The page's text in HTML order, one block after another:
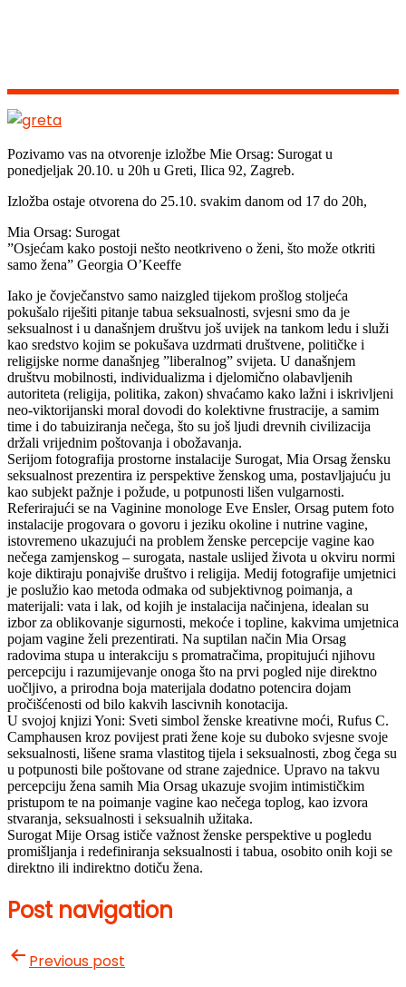
Pozivamo vas na otvorenje izložbe Mie Orsag: Surogat u
ponedjeljak 20.10. u 20h u Greti, Ilica 92, Zagreb.
Izložba ostaje otvorena do 25.10. svakim danom od 17 do 20h,
Mia Orsag: Surogat
”Osjećam kako postoji nešto neotkriveno o ženi, što može otkriti
samo žena” Georgia O’Keeffe
Iako je čovječanstvo samo naizgled tijekom prošlog stoljeća
pokušalo riješiti pitanje tabua seksualnosti, svjesni smo da je
seksualnost i u današnjem društvu još uvijek na tankom ledu i služi
kao sredstvo kojim se pokušava uzdrmati društvene, političke i
religijske norme današnjeg ”liberalnog” svijeta. U današnjem
društvu mobilnosti, individualizma i djelomično olabavljenih
autoriteta (religija, politika, zakon) shvaćamo kako lažni i iskrivljeni
neo-viktorijanski moral dovodi do kolektivne frustracije, a samim
time i do tabuiziranja nečega, što su još ljudi drevnih civilizacija
držali vrijednim poštovanja i obožavanja.
Serijom fotografija prostorne instalacije Surogat, Mia Orsag žensku
seksualnost prezentira iz perspektive ženskog uma, postavljajuću ju
kao subjekt pažnje i požude, u potpunosti lišen vulgarnosti.
Referirajući se na Vaginine monologe Eve Ensler, Orsag putem foto
instalacije progovara o govoru i jeziku okoline i nutrine vagine,
istovremeno ukazujući na problem ženske percepcije vagine kao
nečega zamjenskog – surogata, nastale uslijed života u okviru normi
koje diktiraju ponajviše društvo i religija. Medij fotografije umjetnici
je poslužio kao metoda odmaka od subjektivnog poimanja, a
materijali: vata i lak, od kojih je instalacija načinjena, idealan su
izbor za oblikovanje sigurnosti, mekoće i topline, kakvima umjetnica
pojam vagine želi prezentirati. Na suptilan način Mia Orsag
radovima stupa u interakciju s promatračima, propitujući njihovu
percepciju i razumijevanje onoga što na prvi pogled nije direktno
uočljivo, a prirodna boja materijala dodatno potencira dojam
pročišćenosti od bilo kakvih lascivnih konotacija.
U svojoj knjizi Yoni: Sveti simbol ženske kreativne moći, Rufus C.
Camphausen kroz povijest prati žene koje su duboko svjesne svoje
seksualnosti, lišene srama vlastitog tijela i seksualnosti, zbog čega su
u potpunosti bile poštovane od strane zajednice. Upravo na takvu
percepciju žena samih Mia Orsag ukazuje svojim intimističkim
pristupom te na poimanje vagine kao nečega toplog, kao izvora
stvaranja, seksualnosti i seksualnih užitaka.
Surogat Mije Orsag ističe važnost ženske perspektive u pogledu
promišljanja i redefiniranja seksualnosti i tabua, osobito onih koji se
direktno ili indirektno dotiču žena.
Post navigation
Previous post